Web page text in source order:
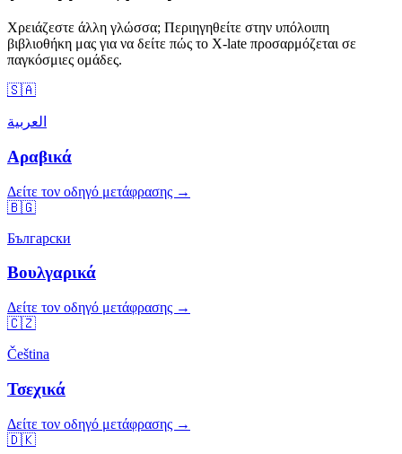
Χρειάζεστε άλλη γλώσσα; Περιηγηθείτε στην υπόλοιπη
βιβλιοθήκη μας για να δείτε πώς το X-late προσαρμόζεται σε
παγκόσμιες ομάδες.
🇸🇦
العربية
Αραβικά
Δείτε τον οδηγό μετάφρασης →
🇧🇬
Български
Βουλγαρικά
Δείτε τον οδηγό μετάφρασης →
🇨🇿
Čeština
Τσεχικά
Δείτε τον οδηγό μετάφρασης →
🇩🇰